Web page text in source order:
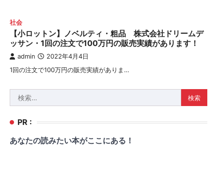
社会
【小ロットン】ノベルティ・粗品 株式会社ドリームデ
ッサン・1回の注文で100万円の販売実績があります！
admin 2022年4月4日
1回の注文で100万円の販売実績がありま…
索:
PR :
あなたの読みたい本がここにある！